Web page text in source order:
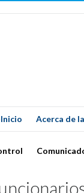
Inicio Acerca de